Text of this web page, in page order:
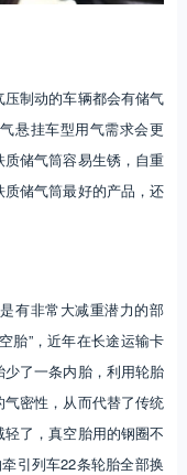
制动的车辆都会有储气
悬挂车型用气需求会更
储气筒容易生锈，自重
储气筒最好的产品，还
有非常大减重潜力的部
胎”，近年在长途运输卡
了一条内胎，利用轮胎
密性，从而代替了传统
了，真空胎用的钢圈不
引列车22条轮胎全部换